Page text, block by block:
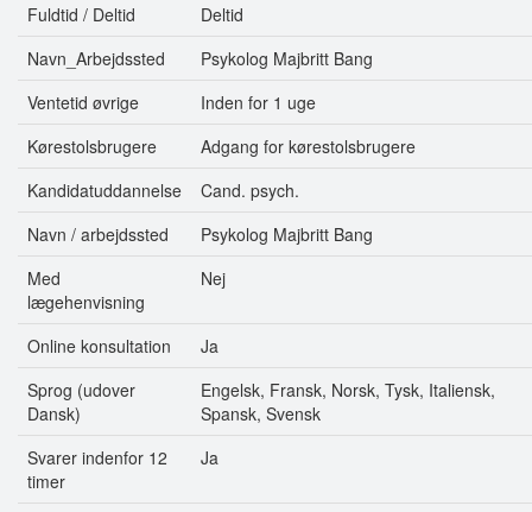
Fuldtid / Deltid
Deltid
Navn_Arbejdssted
Psykolog Majbritt Bang
Ventetid øvrige
Inden for 1 uge
Kørestolsbrugere
Adgang for kørestolsbrugere
Kandidatuddannelse
Cand. psych.
Navn / arbejdssted
Psykolog Majbritt Bang
Med
lægehenvisning
Nej
Online konsultation
Ja
Sprog (udover
Dansk)
Engelsk, Fransk, Norsk, Tysk, Italiensk,
Spansk, Svensk
Svarer indenfor 12
timer
Ja